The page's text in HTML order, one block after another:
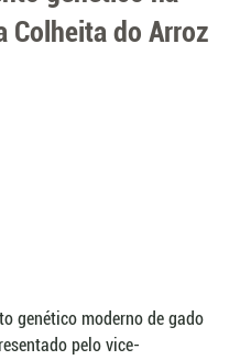
Colheita do Arroz
genético moderno de gado
pelo vice-